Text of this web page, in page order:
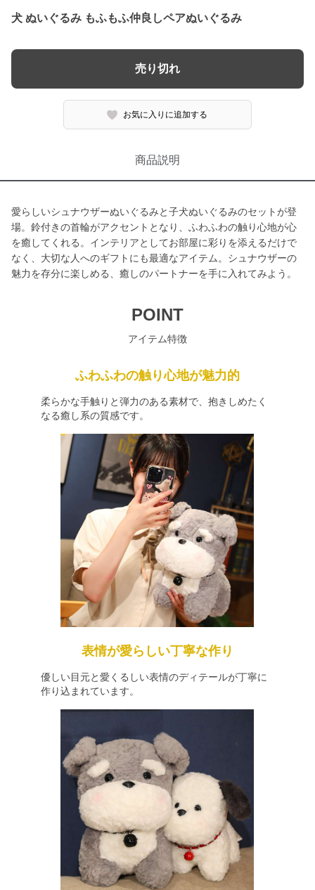
犬 ぬいぐるみ もふもふ仲良しペアぬいぐるみ
売り切れ
お気に入りに追加する
商品説明
愛らしいシュナウザーぬいぐるみと子犬ぬいぐるみのセットが登
場。鈴付きの首輪がアクセントとなり、ふわふわの触り心地が心
を癒してくれる。インテリアとしてお部屋に彩りを添えるだけで
なく、大切な人へのギフトにも最適なアイテム。シュナウザーの
魅力を存分に楽しめる、癒しのパートナーを手に入れてみよう。
POINT
アイテム特徴
ふわふわの触り心地が魅力的
柔らかな手触りと弾力のある素材で、抱きしめたく
なる癒し系の質感です。
表情が愛らしい丁寧な作り
優しい目元と愛くるしい表情のディテールが丁寧に
作り込まれています。